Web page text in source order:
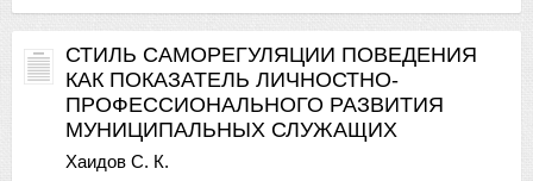
СТИЛЬ САМОРЕГУЛЯЦИИ ПОВЕДЕНИЯ
КАК ПОКАЗАТЕЛЬ ЛИЧНОСТНО-
ПРОФЕССИОНАЛЬНОГО РАЗВИТИЯ
МУНИЦИПАЛЬНЫХ СЛУЖАЩИХ
Хаидов С. К.